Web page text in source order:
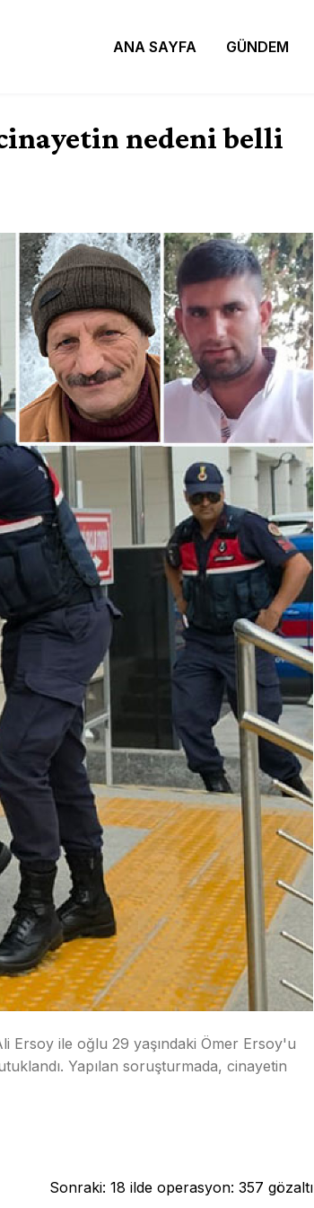
ANA SAYFA GÜNDEM
nedeni belli
Ersoy ile oğlu 29 yaşındaki Ömer Ersoy'u
Yapılan soruşturmada, cinayetin
Sonraki: 18 ilde operasyon: 357 gözaltı